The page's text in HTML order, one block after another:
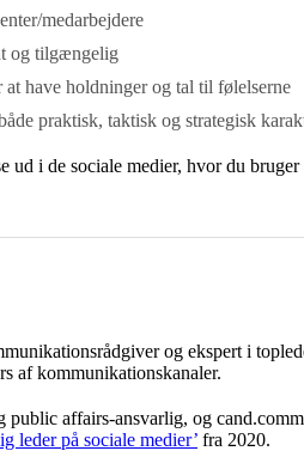
medarbejdere
og tilgængelig
have holdninger og tal til følelserne
praktisk, taktisk og strategisk
ud i de sociale medier, hvor du
og ekspert i
af kommunikationskanaler.
affairs-ansvarlig, og
leder på sociale medier’ fra 2020.